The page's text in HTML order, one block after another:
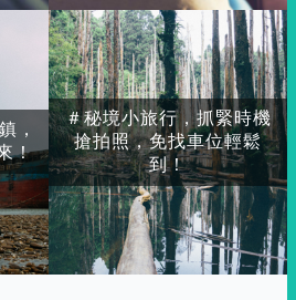
，
！
＃秘境小旅行，抓緊時機
搶拍照，免找車位輕鬆
到！